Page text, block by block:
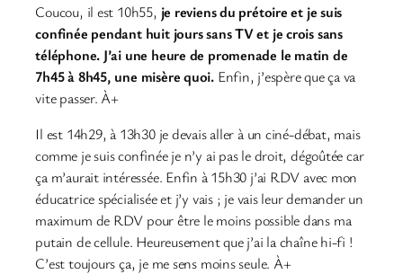
Coucou, il est 10h55, je reviens du prétoire et je suis
confinée pendant huit jours sans TV et je crois sans
téléphone. J’ai une heure de promenade le matin de
7h45 à 8h45, une misère quoi.Enfin, j’espère que ça va
vite passer. À+
Il est 14h29, à 13h30 je devais aller à un ciné-débat, mais
comme je suis confinée je n’y ai pas le droit, dégoûtée car
ça m’aurait intéressée. Enfin à 15h30 j’ai RDV avec mon
éducatrice spécialisée et j’y vais ; je vais leur demander un
maximum de RDV pour être le moins possible dans ma
putain de cellule. Heureusement que j’ai la chaîne hi-fi !
C’est toujours ça, je me sens moins seule. À+